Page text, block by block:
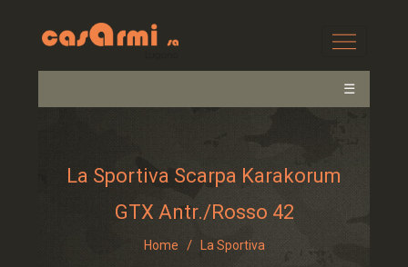
☰
La Sportiva Scarpa Karakorum
GTX Antr./rosso 42
Home / La Sportiva